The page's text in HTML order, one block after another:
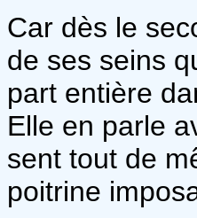
Car dès le
de ses seins
part entière
Elle en parle
sent tout de
poitrine